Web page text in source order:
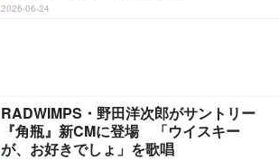
2026-06-24
RADWIMPS・野田洋次郎がサントリー
『角瓶』新CMに登場 「ウイスキー
が、お好きでしょ」を歌唱